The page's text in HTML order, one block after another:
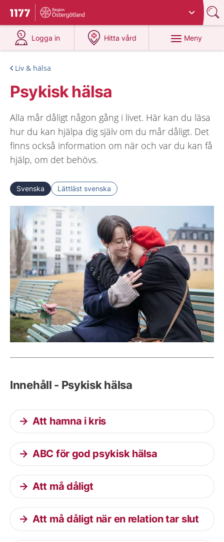
Till startsidan för 1177
Du har valt region
Logga in
på 1177.se
Hitta vård
på 1177.se
Meny
Liv & hälsa
Psykisk hälsa
Alla mår dåligt någon gång i livet. Här kan du läsa
hur du kan hjälpa dig själv om du mår dåligt. Det
finns också information om när och var du kan få
hjälp, om det behövs.
Svenska Lättläst svenska
Innehåll - Psykisk hälsa
Att hamna i kris
ABC för god psykisk hälsa
Att må dåligt
Att må dåligt när en relation tar slut